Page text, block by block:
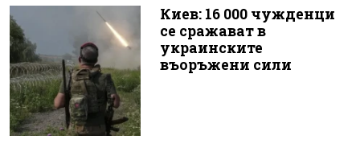
Киев: 16 000 чужденци
се сражават в
украинските
въоръжени сили